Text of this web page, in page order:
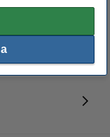
kr Inkl. 25% Moms